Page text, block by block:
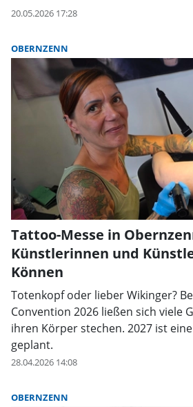
20.05.2026 17:28
OBERNZENN
Tattoo-Messe in
Künstlerinnen und
Können
Totenkopf oder lieber Wikinger?
Convention 2026 ließen sich viele
ihren Körper stechen. 2027 ist
geplant.
28.04.2026 14:08
OBERNZENN